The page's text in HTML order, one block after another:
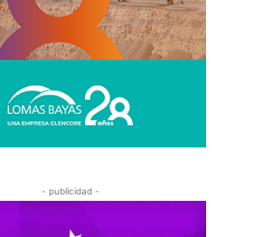
- publicidad -